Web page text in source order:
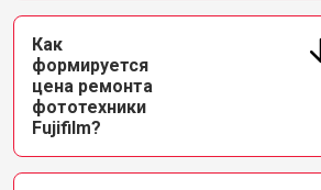
Как
формируется
цена ремонта
фототехники
Fujifilm?